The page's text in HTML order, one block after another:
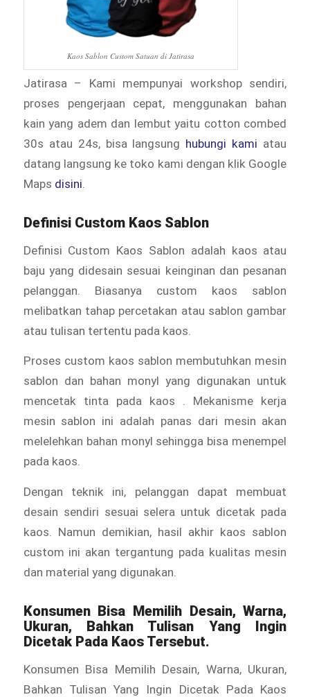
Kaos Sablon Custom Satuan di Jatirasa
Jatirasa – Kami mempunyai workshop sendiri,
proses pengerjaan cepat, menggunakan bahan
kain yang adem dan lembut yaitu cotton combed
30s atau 24s, bisa langsung hubungi kami atau
datang langsung ke toko kami dengan klik Google
Maps disini.
Definisi Custom Kaos Sablon
Definisi Custom Kaos Sablon adalah kaos atau
baju yang didesain sesuai keinginan dan pesanan
pelanggan. Biasanya custom kaos sablon
melibatkan tahap percetakan atau sablon gambar
atau tulisan tertentu pada kaos.
Proses custom kaos sablon membutuhkan mesin
sablon dan bahan monyl yang digunakan untuk
mencetak tinta pada kaos . Mekanisme kerja
mesin sablon ini adalah panas dari mesin akan
melelehkan bahan monyl sehingga bisa menempel
pada kaos.
Dengan teknik ini, pelanggan dapat membuat
desain sendiri sesuai selera untuk dicetak pada
kaos. Namun demikian, hasil akhir kaos sablon
custom ini akan tergantung pada kualitas mesin
dan material yang digunakan.
Konsumen Bisa Memilih Desain, Warna,
Ukuran, Bahkan Tulisan Yang Ingin
Dicetak Pada Kaos Tersebut.
Konsumen Bisa Memilih Desain, Warna, Ukuran,
Bahkan Tulisan Yang Ingin Dicetak Pada Kaos